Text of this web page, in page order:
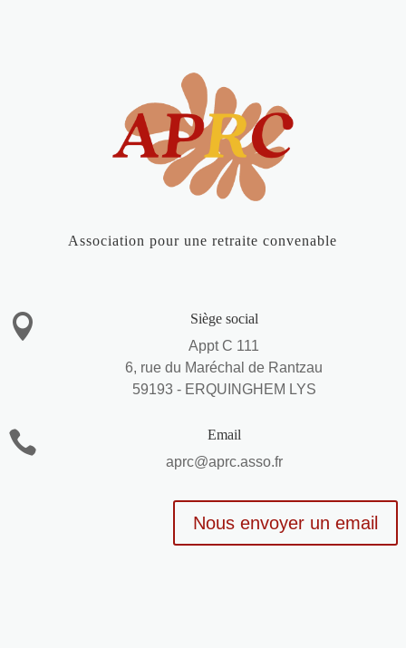
Association pour une retraite convenable

Siège social
Appt C 111
6, rue du Maréchal de Rantzau
59193 - ERQUINGHEM LYS

Email
aprc@aprc.asso.fr
Nous envoyer un email